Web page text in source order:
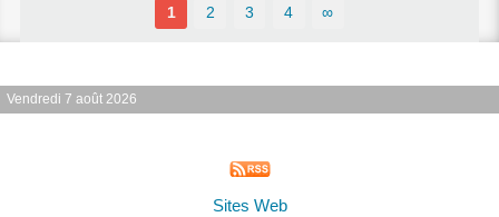
1 2 3 4 ∞
Vendredi 7 août 2026
Sites Web